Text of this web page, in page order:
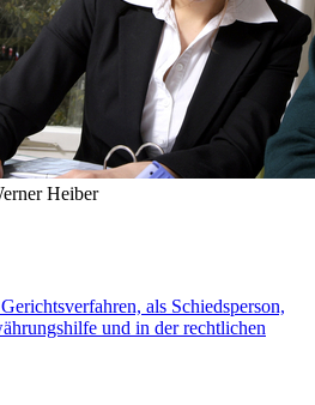
Heiber
als Schiedsperson,
und in der rechtlichen